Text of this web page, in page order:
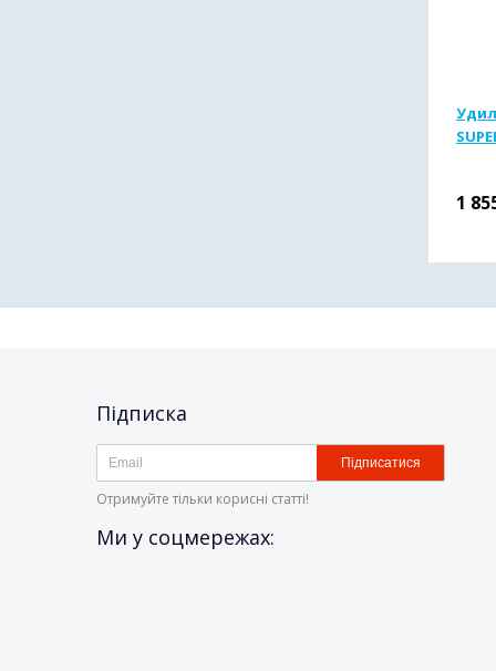
1
Підписка
Підписатися
Отримуйте тільки корисні статті!
Ми у соцмережах: